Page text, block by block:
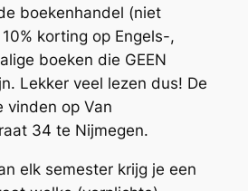
boekenhandel (niet
korting op Engels-,
boeken die GEEN
Lekker veel lezen dus! De
vinden op Van
34 te Nijmegen.
elk semester krijg je een